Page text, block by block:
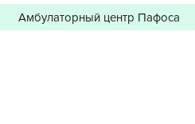
Амбулаторный центр Пафоса